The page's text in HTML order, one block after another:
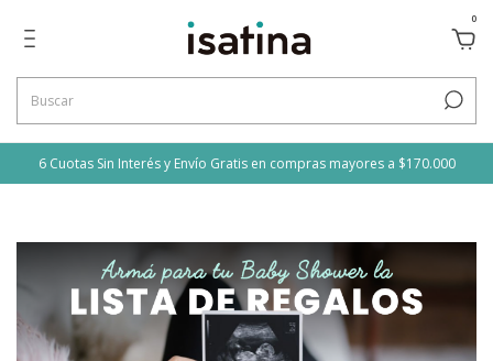
0
6 Cuotas Sin Interés y Envío Gratis en compras mayores a $170.000